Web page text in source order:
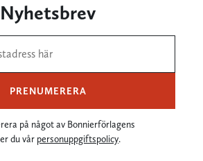
Nyhetsbrev
PRENUMERERA
på något av Bonnierförlagens
du vår personuppgiftspolicy.